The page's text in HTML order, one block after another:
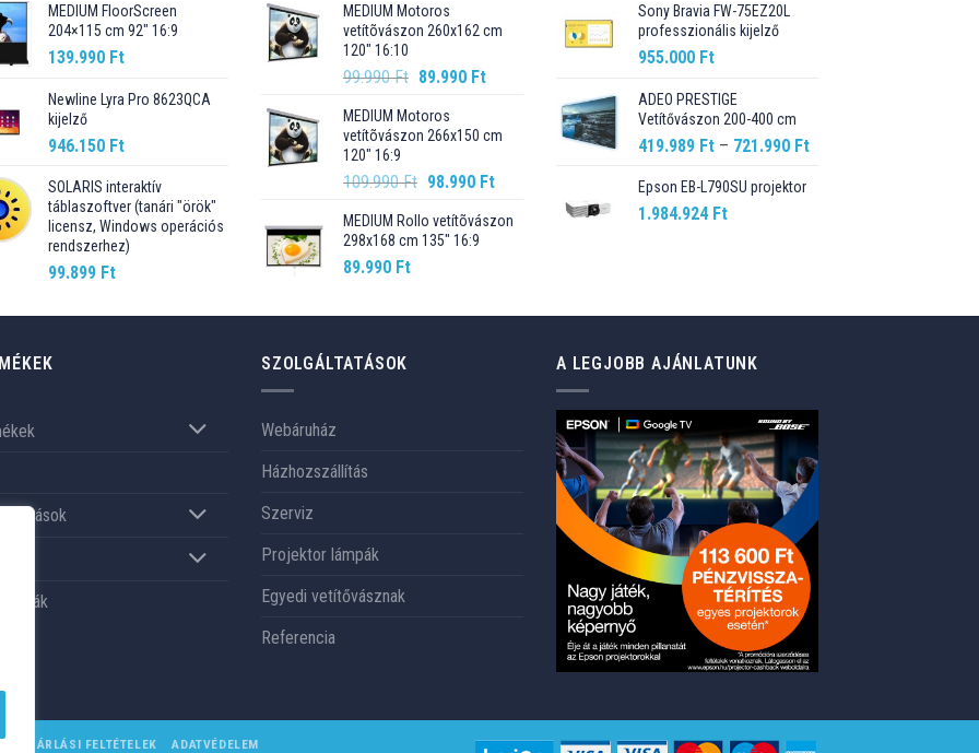
MEDIUM FloorScreen
204×115 cm 92″ 16:9
139.990 Ft
Newline Lyra Pro 8623QCA
kijelző
946.150 Ft
SOLARIS interaktív
táblaszoftver (tanári "örök"
licensz, Windows operációs
rendszerhez)
99.899 Ft
MEDIUM Motoros
vetítõvászon 260x162 cm
120" 16:10
99.990Ft Original
was:
99.990 Ft.
89.990 FtCurrent
89.990 Ft.
MEDIUM Motoros
vetítõvászon 266x150 cm
120" 16:9
109.990Ft Original
was:
109.990 Ft.
98.990 FtCurrent
is:
MEDIUM Rollo vetítõvászon
298x168 cm 135" 16:9
89.990 Ft
Sony Bravia FW-75EZ20L
professzionális kijelző
955.000 Ft
ADEO PRESTIGE
Vetítővászon 200-400 cm
419.989 Ft – 721.990 FtÁrtartomány:
Epson EB-L790SU projektor
1.984.924 Ft
SZOLGÁLTATÁSOK
Webáruház
Házhozszállítás
Szerviz
Projektor lámpák
Egyedi vetítővásznak
Referencia
A LEGJOBB AJÁNLATUNK
VÁSÁRLÁSI FELTÉTELEK ADATVÉDELEM